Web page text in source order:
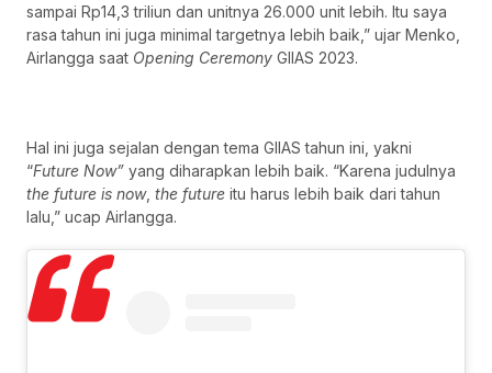
sampai Rp14,3 triliun dan unitnya 26.000 unit lebih. Itu saya
rasa tahun ini juga minimal targetnya lebih baik,” ujar Menko,
Airlangga saat Opening Ceremony GIIAS 2023.
Hal ini juga sejalan dengan tema GIIAS tahun ini, yakni
“Future Now” yang diharapkan lebih baik. “Karena judulnya
the future is now, the future itu harus lebih baik dari tahun
lalu,” ucap Airlangga.